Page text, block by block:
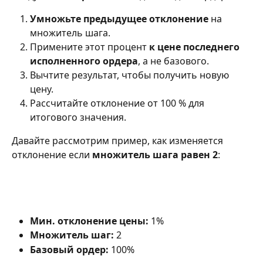
Умножьте предыдущее отклонение на
множитель шага.
Примените этот процент к цене последнего
исполненного ордера, а не базового.
Вычтите результат, чтобы получить новую
цену.
Рассчитайте отклонение от 100 % для
итогового значения.
Давайте рассмотрим пример, как изменяется
отклонение если множитель шага равен 2:
Мин. отклонение цены: 1%
Множитель шаг: 2
Базовый ордер: 100%